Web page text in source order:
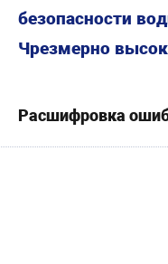
безопасности
Чрезмерно
Расшифровка